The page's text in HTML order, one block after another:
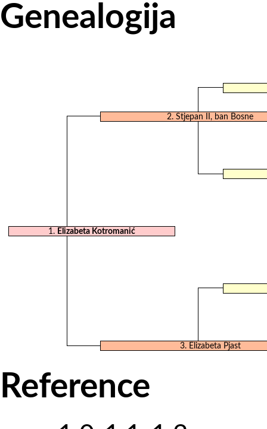
Genealogija
2. Stjepan II, ban Bosne
1. Elizabeta Kotromanić
3. Elizabeta Pjast
Reference